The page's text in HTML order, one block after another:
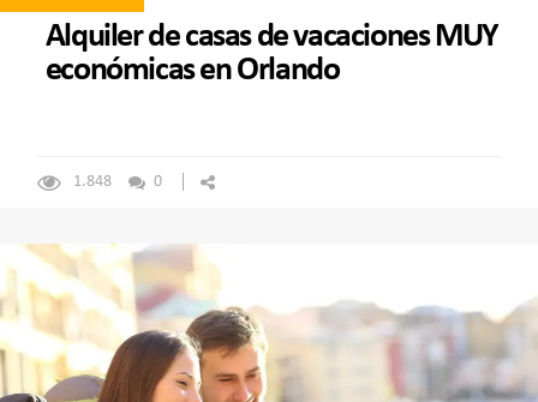
Alquiler de casas de vacaciones MUY
económicas en Orlando
1.848 0